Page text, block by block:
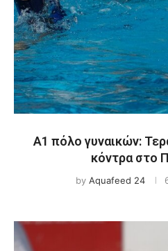
Α1 πόλο γυναικών:
κόντρα στο
by Aquafeed 24